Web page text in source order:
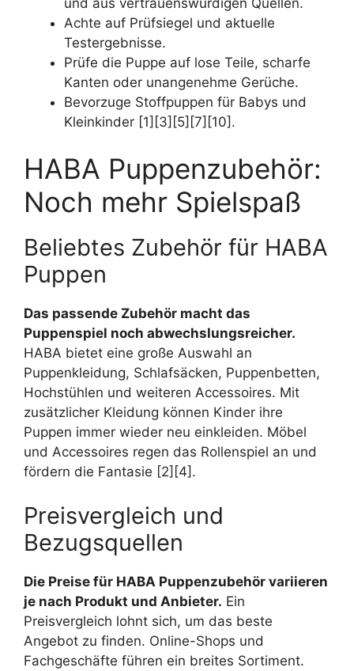
Achte auf Prüfsiegel und aktuelle
Testergebnisse.
Prüfe die Puppe auf lose Teile, scharfe
Kanten oder unangenehme Gerüche.
Bevorzuge Stoffpuppen für Babys und
Kleinkinder [1][3][5][7][10].
HABA Puppenzubehör:
Noch mehr Spielspaß
Beliebtes Zubehör für HABA
Puppen
Das passende Zubehör macht das
Puppenspiel noch abwechslungsreicher.
HABA bietet eine große Auswahl an
Puppenkleidung, Schlafsäcken, Puppenbetten,
Hochstühlen und weiteren Accessoires. Mit
zusätzlicher Kleidung können Kinder ihre
Puppen immer wieder neu einkleiden. Möbel
und Accessoires regen das Rollenspiel an und
fördern die Fantasie [2][4].
Preisvergleich und
Bezugsquellen
Die Preise für HABA Puppenzubehör variieren
je nach Produkt und Anbieter. Ein
Preisvergleich lohnt sich, um das beste
Angebot zu finden. Online-Shops und
Fachgeschäfte führen ein breites Sortiment.